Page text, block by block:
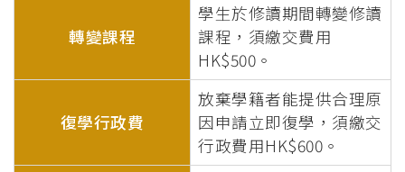
轉變課程
學生於修讀期間轉變修讀
課程，須繳交費用
HK$500。
復學行政費
放棄學籍者能提供合理原
因申請立即復學，須繳交
行政費用HK$600。